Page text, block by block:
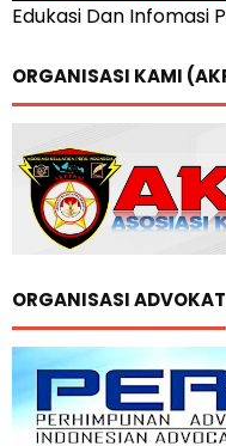
Edukasi Dan Infomasi
ORGANISASI KAMI
ORGANISASI ADVOKAT